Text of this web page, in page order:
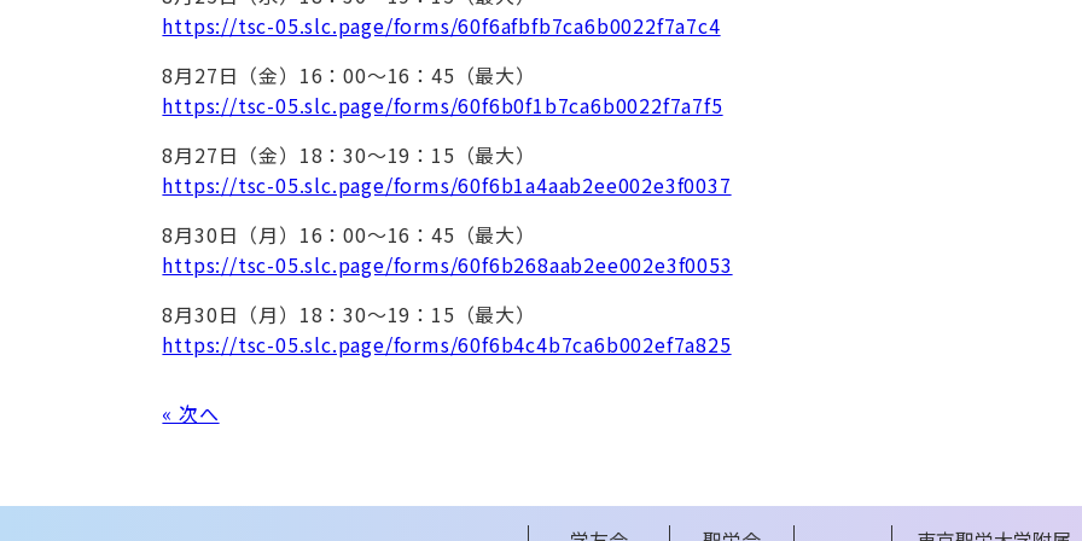
https://tsc-05.slc.page/forms/60f6afbfb7ca6b0022f7a7c4
8月27日（金）16：00～16：45（最大）
https://tsc-05.slc.page/forms/60f6b0f1b7ca6b0022f7a7f5
8月27日（金）18：30～19：15（最大）
https://tsc-05.slc.page/forms/60f6b1a4aab2ee002e3f0037
8月30日（月）16：00～16：45（最大）
https://tsc-05.slc.page/forms/60f6b268aab2ee002e3f0053
8月30日（月）18：30～19：15（最大）
https://tsc-05.slc.page/forms/60f6b4c4b7ca6b002ef7a825
« 次へ